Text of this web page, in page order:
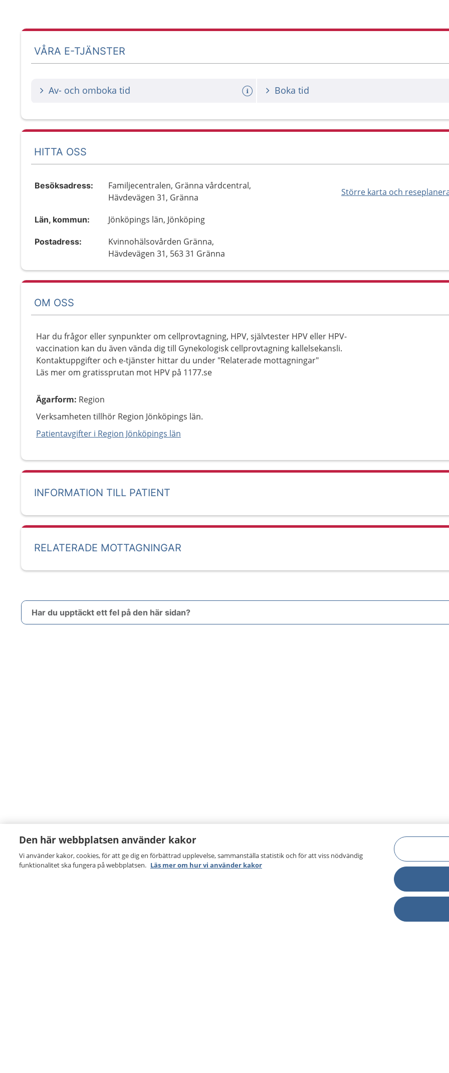
VÅRA E-TJÄNSTER
Av- och omboka tid Boka tid
HITTA OSS
Större karta och
Besöksadress:
Familjecentralen, Gränna vårdcentral,
Hävdevägen 31, Gränna
Län, kommun: Jönköpings län, Jönköping
Postadress:
Kvinnohälsovården Gränna,
Hävdevägen 31, 563 31 Gränna
OM OSS
Har du frågor eller synpunkter om cellprovtagning, HPV, självtester HPV eller HPV-
vaccination kan du även vända dig till Gynekologisk cellprovtagning kallelsekansli.
Kontaktuppgifter och e-tjänster hittar du under "Relaterade mottagningar"
Läs mer om gratissprutan mot HPV på 1177.se
Ägarform: Region
Verksamheten tillhör Region Jönköpings län.
Patientavgifter i Region Jönköpings län
INFORMATION TILL PATIENT
RELATERADE MOTTAGNINGAR
Har du upptäckt ett fel på den här sidan?
Den här webbplatsen använder kakor
Vi använder kakor, cookies, för att ge dig en förbättrad upplevelse, sammanställa statistik och för att viss nödvändig
funktionalitet ska fungera på webbplatsen. Läs mer om hur vi använder kakor